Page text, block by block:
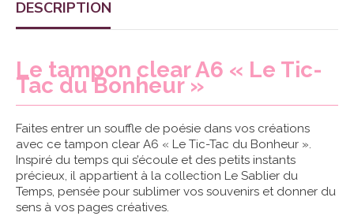
DESCRIPTION
Le tampon clear A6 « Le Tic-
Tac du Bonheur »
Faites entrer un souffle de poésie dans vos créations
avec ce tampon clear A6 « Le Tic-Tac du Bonheur ».
Inspiré du temps qui s’écoule et des petits instants
précieux, il appartient à la collection Le Sablier du
Temps, pensée pour sublimer vos souvenirs et donner du
sens à vos pages créatives.